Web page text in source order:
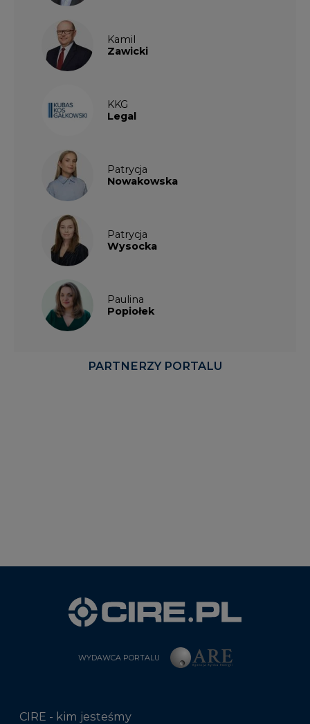
Kamil
Zawicki
KKG
Legal
Patrycja
Nowakowska
Patrycja
Wysocka
Paulina
Popiołek
PARTNERZY PORTALU
WYDAWCA PORTALU
CIRE - kim jesteśmy